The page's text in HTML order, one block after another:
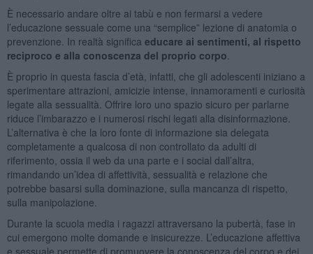
È necessario andare oltre ai tabù e non fermarsi a vedere
l’educazione sessuale come una “semplice” lezione di anatomia o
prevenzione. In realtà significa educare ai sentimenti, al rispetto
reciproco e alla conoscenza del proprio corpo
È proprio in questa fascia d’età, infatti, che gli adolescenti iniziano a
sperimentare attrazioni, amicizie intense, innamoramenti e curiosità
legate alla sessualità. Offrire loro uno spazio sicuro per parlarne
riduce l’imbarazzo e i numerosi rischi legati alla disinformazione.
L’alternativa è che la loro fonte di informazione sia delegata
completamente a qualcosa di non controllato da adulti di
riferimento, ossia il web da una parte e i social dall’altra,
rimandando un’idea di affettività, sessualità e relazione che
potrebbe basarsi sulla dominazione, sulla mancanza di rispetto,
sulla manipolazione.
Durante la scuola media i ragazzi attraversano la pubertà, fase in
cui emergono molte domande e insicurezze. L’educazione affettiva
e sessuale permette di promuovere la conoscenza del corpo e dei